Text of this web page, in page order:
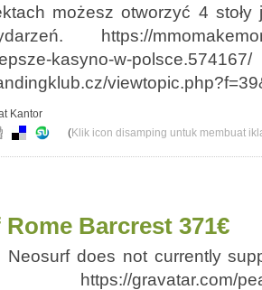
możesz otworzyć 4 stoły
https://
kasyno-w-polsce.574167/
Kantor
(Klik icon disamping untuk membuat
Barcrest 371€
Neosurf does not currently
gravatar.com/